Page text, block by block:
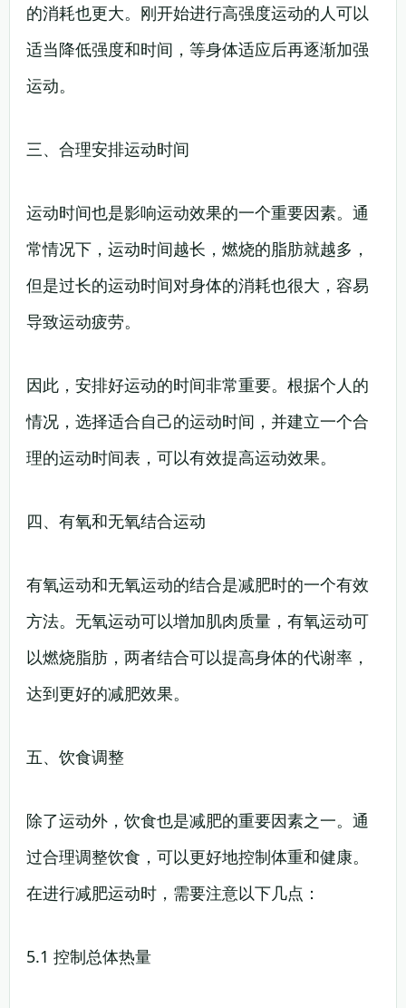
的消耗也更大。刚开始进行高强度运动的人可以
适当降低强度和时间，等身体适应后再逐渐加强
运动。
三、合理安排运动时间
运动时间也是影响运动效果的一个重要因素。通
常情况下，运动时间越长，燃烧的脂肪就越多，
但是过长的运动时间对身体的消耗也很大，容易
导致运动疲劳。
因此，安排好运动的时间非常重要。根据个人的
情况，选择适合自己的运动时间，并建立一个合
理的运动时间表，可以有效提高运动效果。
四、有氧和无氧结合运动
有氧运动和无氧运动的结合是减肥时的一个有效
方法。无氧运动可以增加肌肉质量，有氧运动可
以燃烧脂肪，两者结合可以提高身体的代谢率，
达到更好的减肥效果。
五、饮食调整
除了运动外，饮食也是减肥的重要因素之一。通
过合理调整饮食，可以更好地控制体重和健康。
在进行减肥运动时，需要注意以下几点：
5.1 控制总体热量